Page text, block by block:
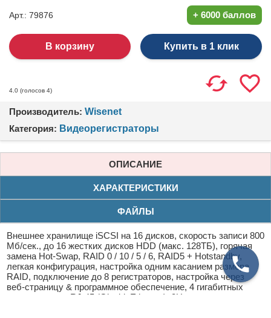
Арт.: 79876 + 6000 баллов
Купить в 1 клик
4.0 (голосов 4)
Производитель: Wisenet
Категория: Видеорегистраторы
ОПИСАНИЕ
ХАРАКТЕРИСТИКИ
ФАЙЛЫ
Внешнее хранилище iSCSI на 16 дисков, скорость записи 800
Мб/сек., до 16 жестких дисков HDD (макс. 128TБ), горячая
замена Hot-Swap, RAID 0 / 10 / 5 / 6, RAID5 + Hotstandby,
легкая конфигурация, настройка одним касанием размера
RAID, подключение до 8 регистраторов, настройка через
веб-страницу & программное обеспечение, 4 гигабитных
сетевых порта RJ-45 (Gigabit Ethernet), 3U шасси с